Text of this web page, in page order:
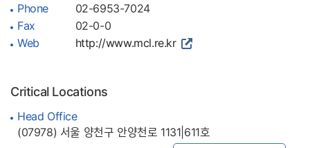
Phone
02-6953-7024
Fax
02-0-0
Web
http://www.mcl.re.kr
Critical Locations
Head Office
(07978) 서울 양천구 안양천로 1131|611호